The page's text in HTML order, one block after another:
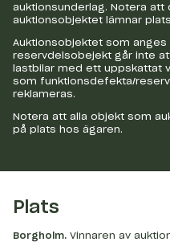
auktionsunderlag. Notera att
auktionsobjektet lämnar
Auktionsobjektet som
reservdelsobejekt går inte
lastbilar med ett uppskattat
som funktionsdefekta/
reklameras.
Notera att alla objekt som
på plats hos ägaren.
Plats
Borgholm. Vinnaren av